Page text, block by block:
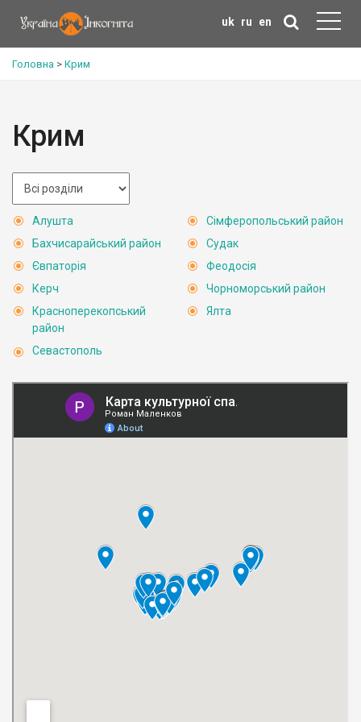
uk ru en
Головна > Крим
Крим
Алушта
Бахчисарайський район
Євпаторія
Керч
Красноперекопський
район
Севастополь
Сімферопольський район
Судак
Феодосія
Чорноморський район
Ялта